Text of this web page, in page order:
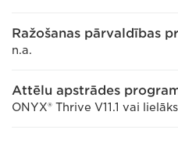
Ražošanas pārvaldības
n.a.
Attēlu apstrādes
ONYX® Thrive V11.1 vai lielāks